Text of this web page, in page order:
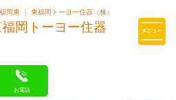
LIXILの厳しい基準を
まいのプロ集団です
岡東 ｜ 東福岡トーヨー住器（株）
岡トーヨー住器
お電話